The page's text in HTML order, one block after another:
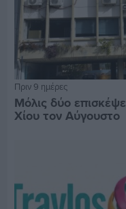
Πριν 9 ημέρες
Μόλις δύο
Χίου τον Αύγουστο